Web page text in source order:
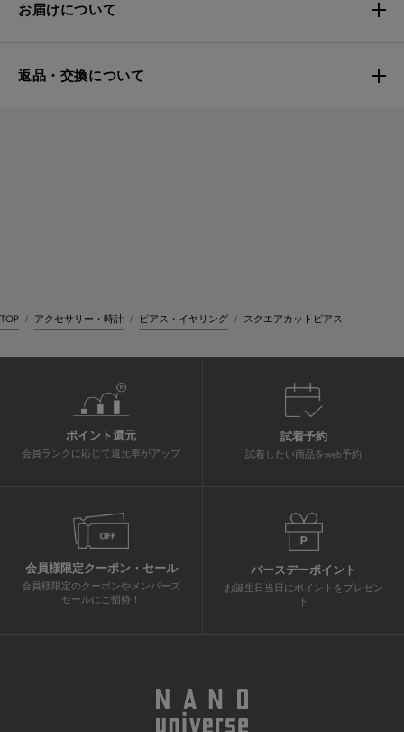
お届けについて
返品・交換について
TOP アクセサリー・時計 ピアス・イヤリング スクエアカットピアス
ポイント還元
会員ランクに応じて還元率がアップ
試着予約
試着したい商品をweb予約
会員様限定クーポン・セール
会員様限定のクーポンやメンバーズ
セールにご招待！
バースデーポイント
お誕生日当日にポイントをプレゼン
ト